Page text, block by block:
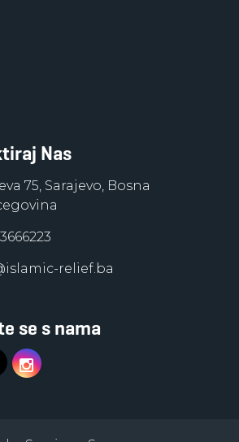
Nas
75, Sarajevo, Bosna
relief.ba
se s nama